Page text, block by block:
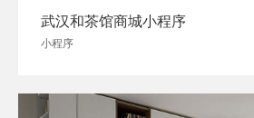
武汉和茶馆商城小程序
小程序